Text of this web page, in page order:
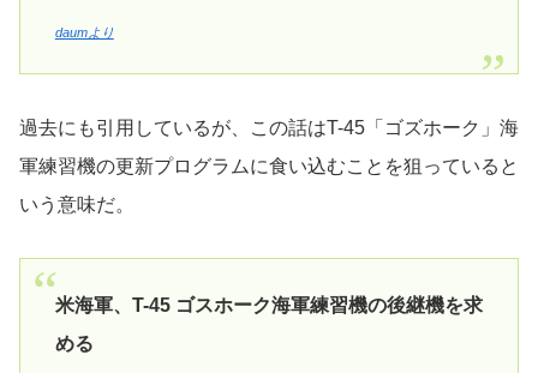
daumより
過去にも引用しているが、この話はT-45「ゴズホーク」海
軍練習機の更新プログラムに食い込むことを狙っていると
いう意味だ。
米海軍、T-45 ゴスホーク海軍練習機の後継機を求
める